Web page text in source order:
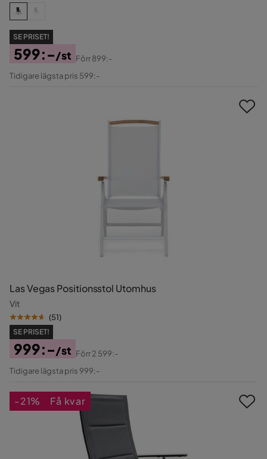
SE PRISET!
Pris
599:-/st
Original
Förr899:-
Tidigare lägsta pris 599:-
Las Vegas Positionsstol Utomhus
Vit
(51)
SE PRISET!
Pris
999:-/st
Original
Förr2 599:-
Tidigare lägsta pris 999:-
-21% Få kvar